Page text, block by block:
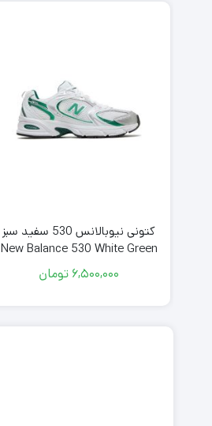
کتونی نیوبالانس 530 سفید سبز
New Balance 530 White Green
6,500,000 تومان